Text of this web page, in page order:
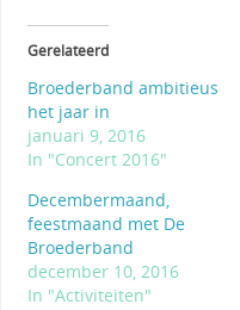
Gerelateerd
Broederband ambitieus
het jaar in
januari 9, 2016
In "Concert 2016"
Decembermaand,
feestmaand met De
Broederband
december 10, 2016
In "Activiteiten"